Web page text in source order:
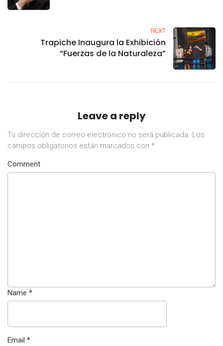
NEXT
Trapiche Inaugura la Exhibición
“Fuerzas de la Naturaleza”
Leave a reply
Tu dirección de correo electrónico no será publicada. Los
campos obligatorios están marcados con *
Comment
Name *
Email *